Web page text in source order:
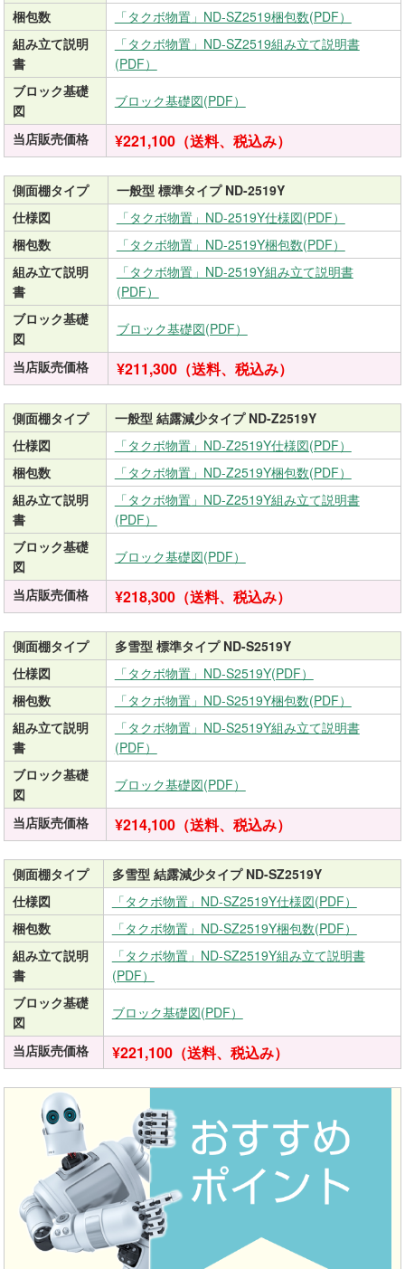
梱包数
「タクボ物置」ND-SZ2519梱包数(PDF）
組み立て説明
書
「タクボ物置」ND-SZ2519組み立て説明書
(PDF）
ブロック基礎
図
ブロック基礎図(PDF）
当店販売価格 ¥221,100（送料、税込み）
側面棚タイプ
一般型 標準タイプ ND-2519Y
仕様図
「タクボ物置」ND-2519Y仕様図(PDF）
梱包数
「タクボ物置」ND-2519Y梱包数(PDF）
組み立て説明
書
「タクボ物置」ND-2519Y組み立て説明書
(PDF）
ブロック基礎
図
ブロック基礎図(PDF）
当店販売価格 ¥211,300（送料、税込み）
側面棚タイプ
一般型 結露減少タイプ ND-Z2519Y
仕様図
「タクボ物置」ND-Z2519Y仕様図(PDF）
梱包数
「タクボ物置」ND-Z2519Y梱包数(PDF）
組み立て説明
書
「タクボ物置」ND-Z2519Y組み立て説明書
(PDF）
ブロック基礎
図
ブロック基礎図(PDF）
当店販売価格 ¥218,300（送料、税込み）
側面棚タイプ
多雪型 標準タイプ ND-S2519Y
仕様図
「タクボ物置」ND-S2519Y(PDF）
梱包数
「タクボ物置」ND-S2519Y梱包数(PDF）
組み立て説明
書
「タクボ物置」ND-S2519Y組み立て説明書
(PDF）
ブロック基礎
図
ブロック基礎図(PDF）
当店販売価格 ¥214,100（送料、税込み）
側面棚タイプ
多雪型 結露減少タイプ ND-SZ2519Y
仕様図
「タクボ物置」ND-SZ2519Y仕様図(PDF）
梱包数
「タクボ物置」ND-SZ2519Y梱包数(PDF）
組み立て説明
書
「タクボ物置」ND-SZ2519Y組み立て説明書
(PDF）
ブロック基礎
図
ブロック基礎図(PDF）
当店販売価格 ¥221,100（送料、税込み）